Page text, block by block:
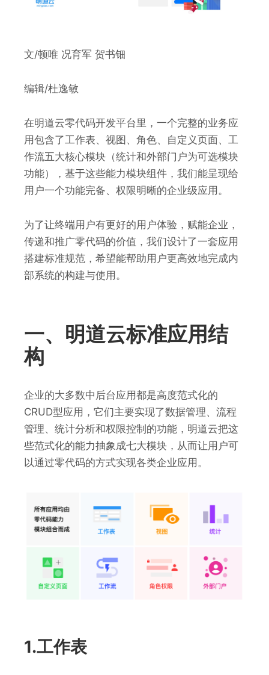
文/顿唯 况育军 贺书钿
编辑/杜逸敏
在明道云零代码开发平台里，一个完整的业务应
用包含了工作表、视图、角色、自定义页面、工
作流五大核心模块（统计和外部门户为可选模块
功能），基于这些能力模块组件，我们能呈现给
用户一个功能完备、权限明晰的企业级应用。
为了让终端用户有更好的用户体验，赋能企业，
传递和推广零代码的价值，我们设计了一套应用
搭建标准规范，希望能帮助用户更高效地完成内
部系统的构建与使用。
一、明道云标准应用结
构
企业的大多数中后台应用都是高度范式化的
CRUD型应用，它们主要实现了数据管理、流程
管理、统计分析和权限控制的功能，明道云把这
些范式化的能力抽象成七大模块，从而让用户可
以通过零代码的方式实现各类企业应用。
1.工作表